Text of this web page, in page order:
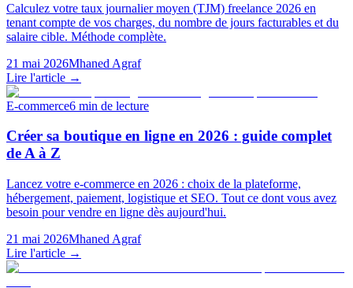
Calculez votre taux journalier moyen (TJM) freelance 2026 en
tenant compte de vos charges, du nombre de jours facturables et du
salaire cible. Méthode complète.
21 mai 2026Mhaned Agraf
Lire l'article →
E-commerce6 min de lecture
Créer sa boutique en ligne en 2026 : guide complet
de A à Z
Lancez votre e-commerce en 2026 : choix de la plateforme,
hébergement, paiement, logistique et SEO. Tout ce dont vous avez
besoin pour vendre en ligne dès aujourd'hui.
21 mai 2026Mhaned Agraf
Lire l'article →